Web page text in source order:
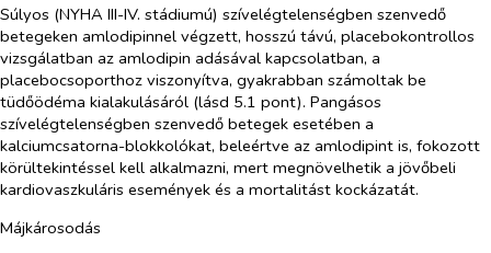
Súlyos (NYHA III-IV. stádiumú) szívelégtelenségben szenvedő
betegeken amlodipinnel végzett, hosszú távú, placebokontrollos
vizsgálatban az amlodipin adásával kapcsolatban, a
placebocsoporthoz viszonyítva, gyakrabban számoltak be
tüdőödéma kialakulásáról (lásd 5.1 pont). Pangásos
szívelégtelenségben szenvedő betegek esetében a
kalciumcsatorna-blokkolókat, beleértve az amlodipint is, fokozott
körültekintéssel kell alkalmazni, mert megnövelhetik a jövőbeli
kardiovaszkuláris események és a mortalitást kockázatát.
Májkárosodás